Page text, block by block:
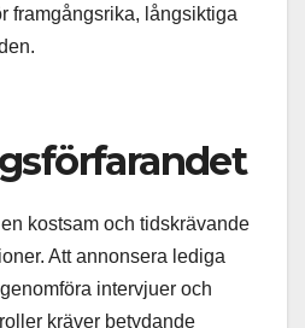
framgångsrika, långsiktiga
kostsam och tidskrävande
Att annonsera lediga
intervjuer och
kräver betydande